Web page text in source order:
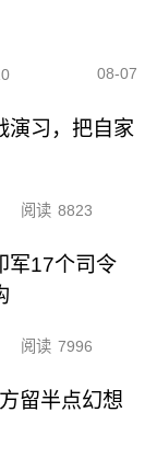
08-07
演习，把自家
阅读 8823
军17个司令
阅读 7996
留半点幻想